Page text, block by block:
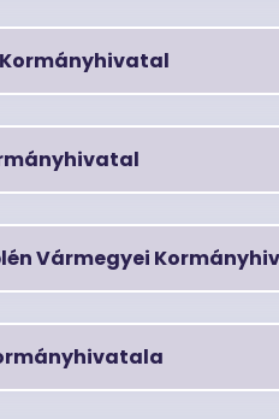
Vármegyei